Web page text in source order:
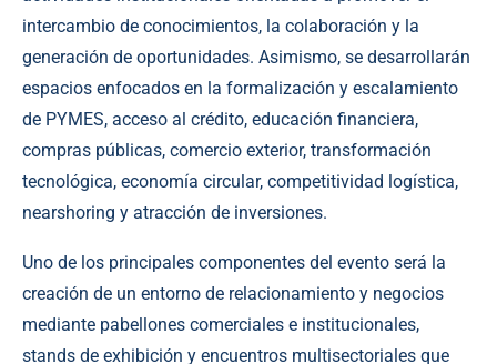
intercambio de conocimientos, la colaboración y la
generación de oportunidades. Asimismo, se desarrollarán
espacios enfocados en la formalización y escalamiento
de PYMES, acceso al crédito, educación financiera,
compras públicas, comercio exterior, transformación
tecnológica, economía circular, competitividad logística,
nearshoring y atracción de inversiones.
Uno de los principales componentes del evento será la
creación de un entorno de relacionamiento y negocios
mediante pabellones comerciales e institucionales,
stands de exhibición y encuentros multisectoriales que